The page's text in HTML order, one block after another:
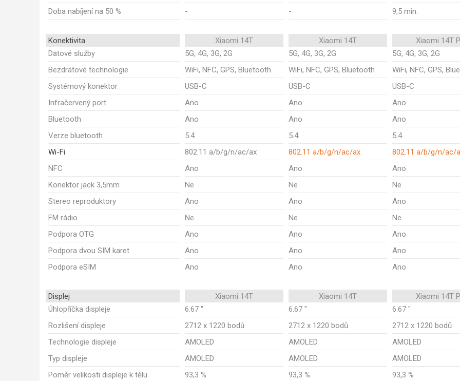
Doba nabíjení na 50 %
- - 9,5 min.
Konektivita Xiaomi 14T Xiaomi 14T
Xiaomi 14T
Datové služby
5G, 4G, 3G, 2G 5G, 4G, 3G, 2G
5G, 4G, 3G, 2G
Bezdrátové technologie
WiFi, NFC, GPS, Bluetooth WiFi, NFC, GPS, Bluetooth
WiFi, NFC, GPS,
Systémový konektor
USB-C USB-C
USB-C
Infračervený port
Ano Ano
Ano
Bluetooth
Ano Ano
Ano
Verze bluetooth
5.4 5.4
5.4
Wi-Fi
802.11 a/b/g/n/ac/ax 802.11 a/b/g/n/ac/ax
802.11 a/b/g/n/ac/
NFC
Ano Ano
Ano
Konektor jack 3,5mm
Ne Ne
Ne
Stereo reproduktory
Ano Ano
Ano
FM rádio
Ne Ne
Ne
Podpora OTG
Ano Ano
Ano
Podpora dvou SIM karet
Ano Ano
Ano
Podpora eSIM
Ano Ano Ano
Displej Xiaomi 14T Xiaomi 14T
Xiaomi 14T
Úhlopříčka displeje
6.67 " 6.67 "
6.67 "
Rozlišení displeje
2712 x 1220 bodů 2712 x 1220 bodů
2712 x 1220 bodů
Technologie displeje
AMOLED AMOLED
AMOLED
Typ displeje
AMOLED AMOLED
AMOLED
Poměr velikosti displeje k tělu
93,3 % 93,3 %
93,3 %